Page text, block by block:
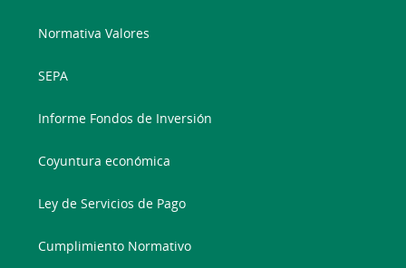
Normativa Valores
SEPA
Informe Fondos de Inversión
Coyuntura económica
Ley de Servicios de Pago
Cumplimiento Normativo